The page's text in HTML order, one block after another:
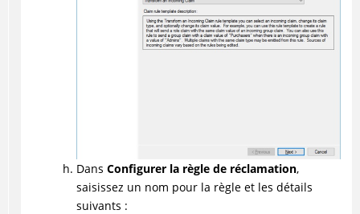
Dans Configurer la règle de réclamation,
saisissez un nom pour la règle et les détails
suivants :